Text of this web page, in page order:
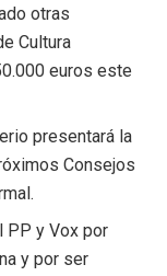
otras
Cultura
euros este
presentará la
Consejos
PP y Vox por
y por ser